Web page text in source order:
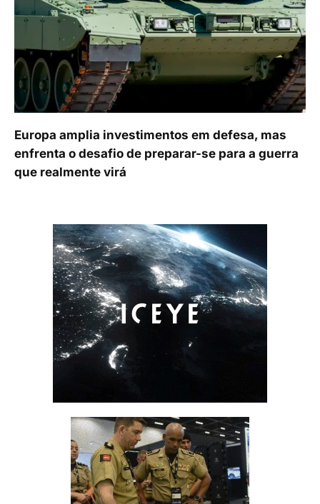
Europa amplia investimentos em defesa, mas
enfrenta o desafio de preparar-se para a guerra
que realmente virá